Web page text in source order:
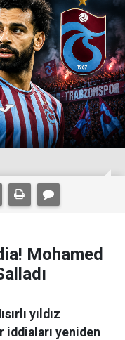
Mohamed
yıldız
yeniden